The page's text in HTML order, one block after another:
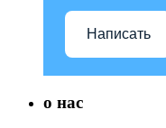
Написать
о нас